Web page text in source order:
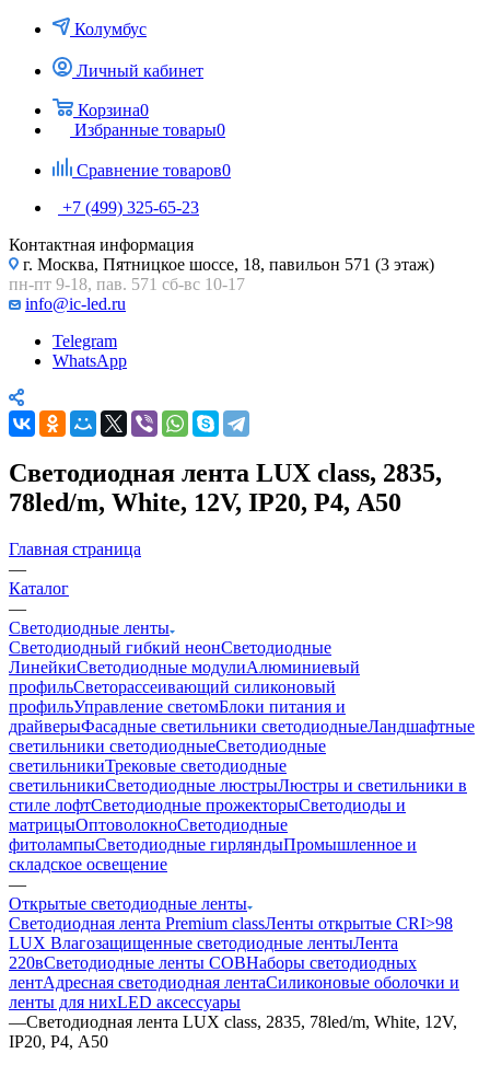
Колумбус
Личный кабинет
Корзина0
Избранные товары0
Сравнение товаров0
+7 (499) 325-65-23
Контактная информация
г. Москва, Пятницкое шоссе, 18, павильон 571 (3 этаж)
пн-пт 9-18, пав. 571 сб-вс 10-17
info@ic-led.ru
Telegram
WhatsApp
Светодиодная лента LUX class, 2835,
78led/m, White, 12V, IP20, P4, А50
Главная страница
—
Каталог
—
Светодиодные ленты
Светодиодный гибкий неонСветодиодные
ЛинейкиСветодиодные модулиАлюминиевый
профильСветорассеивающий силиконовый
профильУправление светомБлоки питания и
драйверыФасадные светильники светодиодныеЛандшафтные
светильники светодиодныеСветодиодные
светильникиТрековые светодиодные
светильникиСветодиодные люстрыЛюстры и светильники в
стиле лофтСветодиодные прожекторыСветодиоды и
матрицыОптоволокноСветодиодные
фитолампыСветодиодные гирляндыПромышленное и
складское освещение
—
Открытые светодиодные ленты
Светодиодная лента Premium classЛенты открытые CRI>98
LUX Влагозащищенные светодиодные лентыЛента
220вСветодиодные ленты COBНаборы светодиодных
лентАдресная светодиодная лентаСиликоновые оболочки и
ленты для нихLED аксессуары
—Светодиодная лента LUX class, 2835, 78led/m, White, 12V,
IP20, P4, А50